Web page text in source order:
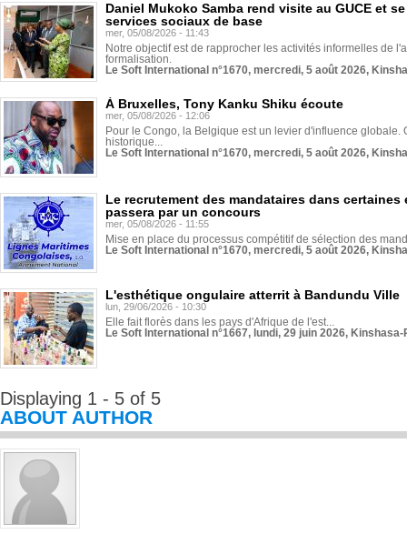
Daniel Mukoko Samba rend visite au GUCE et
services sociaux de base
mer, 05/08/2026 - 11:43
Notre objectif est de rapprocher les activités informelles de
formalisation.
Le Soft International n°1670, mercredi, 5 août 2026,
À Bruxelles, Tony Kanku Shiku écoute
mer, 05/08/2026 - 12:06
Pour le Congo, la Belgique est un levier d'influence globale.
historique...
Le Soft International n°1670, mercredi, 5 août 2026,
Le recrutement des mandataires dans
passera par un concours
mer, 05/08/2026 - 11:55
Mise en place du processus compétitif de sélection des
Le Soft International n°1670, mercredi, 5 août 2026,
L'esthétique ongulaire atterrit à Bandundu Ville
lun, 29/06/2026 - 10:30
Elle fait florès dans les pays d'Afrique de l'est...
Le Soft International n°1667, lundi, 29 juin 2026,
Displaying 1 - 5 of 5
ABOUT AUTHOR